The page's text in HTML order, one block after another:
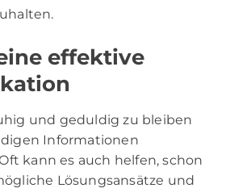
effektive
und geduldig zu bleiben
Informationen
kann es auch helfen, schon
Lösungsansätze und